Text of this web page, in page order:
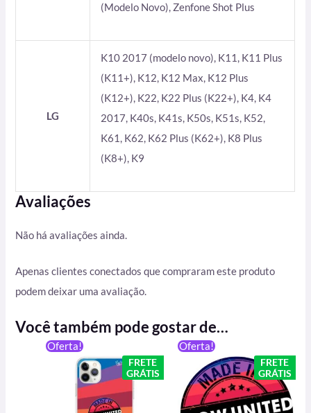
(Modelo Novo), Zenfone Shot Plus
LG
K10 2017 (modelo novo), K11, K11 Plus
(K11+), K12, K12 Max, K12 Plus
(K12+), K22, K22 Plus (K22+), K4, K4
2017, K40s, K41s, K50s, K51s, K52,
K61, K62, K62 Plus (K62+), K8 Plus
(K8+), K9
Avaliações
Não há avaliações ainda.
Apenas clientes conectados que compraram este produto
podem deixar uma avaliação.
Você também pode gostar de…
Oferta!
FRETE
GRÁTIS
original
era:
R$ 59,90.
preço
atual
é:
Oferta!
FRETE
GRÁTIS
preço
original
era:
R$ 24,90.
preço
atual
é:
R$ 24,89.